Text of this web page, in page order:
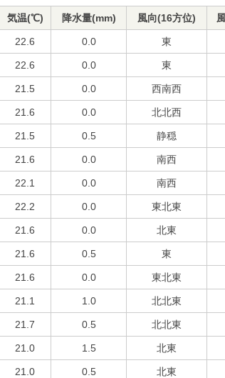
気温(℃) 降水量(mm) 風向(16方位)
22.6 0.0 東
22.6 0.0 東
21.5 0.0 西南西
21.6 0.0 北北西
21.5 0.5 静穏
21.6 0.0 南西
22.1 0.0 南西
22.2 0.0 東北東
21.6 0.0 北東
21.6 0.5 東
21.6 0.0 東北東
21.1 1.0 北北東
21.7 0.5 北北東
21.0 1.5 北東
21.0 0.5 北東